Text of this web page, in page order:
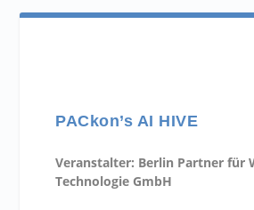
PACkon’s AI HIVE
Veranstalter: Berlin Partner für
Technologie GmbH